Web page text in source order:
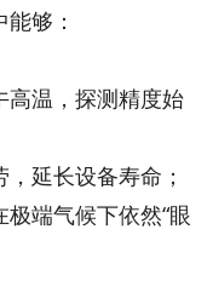
够：
高温，探测精度始
延长设备寿命；
端气候下依然“眼